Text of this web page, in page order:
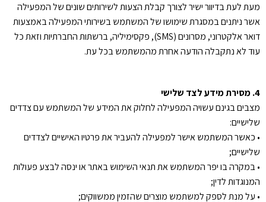
מעת לעת בדיוור ישיר לצורך קבלת הצעות לשירותים שונים של המפעילה
אשר ניתנים במסגרת שימושו של המשתמש בשירותי המפעילה באמצעות
דואר אלקטרוני, מסרונים (SMS), פקסימיליה, ברשתות החברתיות וזאת כל
עוד לא נתקבלה הודעה אחרת מהמשתמש בכל עת.
4. מסירת מידע לצד שלישי
מצבים בגינם עשויה המפעילה לחלוק את המידע של המשתמש עם צדדים
שלישיים:
• כאשר המשתמש אישר למפעילה להעביר את פרטיו האישיים לצדדים
שלישיים;
• במקרה בו יפר המשתמש את תנאי השימוש באתר או ינסה לבצע פעולות
המנוגדות לדין;
• על מנת לספק למשתמש מוצרים שהזמין ממשווקים;